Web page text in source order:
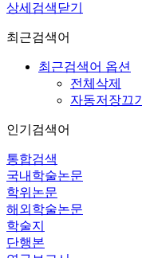
상세검색닫기
최근검색어
최근검색어 옵션
전체삭제
자동저장끄기
인기검색어
통합검색
국내학술논문
학위논문
해외학술논문
학술지
단행본